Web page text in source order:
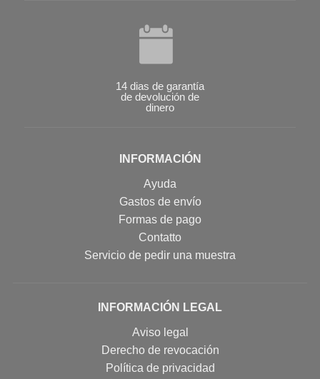
14 dias de garantía
de devolución de
dinero
INFORMACIÓN
Ayuda
Gastos de envío
Formas de pago
Contatto
Servicio de pedir una muestra
INFORMACIÓN LEGAL
Aviso legal
Derecho de revocación
Política de privacidad